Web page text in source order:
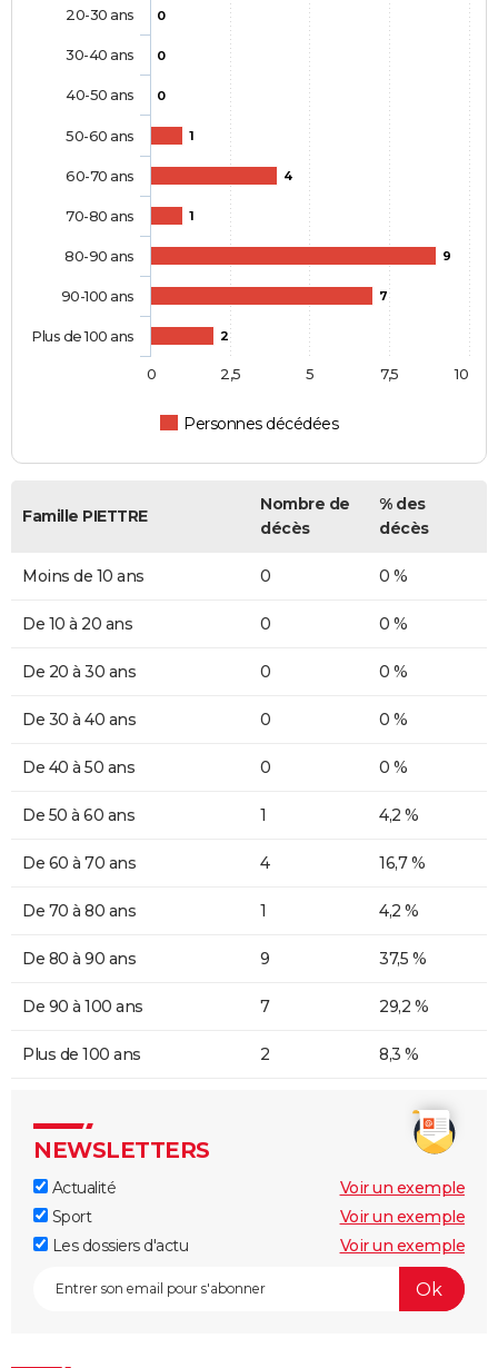
0
0
0
1
4
1
9
7
2
Personnes décédées
20-30 ans
30-40 ans
40-50 ans
50-60 ans
60-70 ans
70-80 ans
80-90 ans
90-100 ans
Plus de 100 ans
0 10
2,5 5 7,5
Famille PIETTRE
Nombre de
décès
% des
décès
Moins de 10 ans 0 0 %
De 10 à 20 ans 0 0 %
De 20 à 30 ans 0 0 %
De 30 à 40 ans 0 0 %
De 40 à 50 ans 0 0 %
De 50 à 60 ans 1 4,2 %
De 60 à 70 ans 4 16,7 %
De 70 à 80 ans 1 4,2 %
De 80 à 90 ans 9 37,5 %
De 90 à 100 ans 7 29,2 %
Plus de 100 ans 2 8,3 %
NEWSLETTERS
Actualité
Voir un exemple
Sport
Voir un exemple
Les dossiers d'actu
Voir un exemple